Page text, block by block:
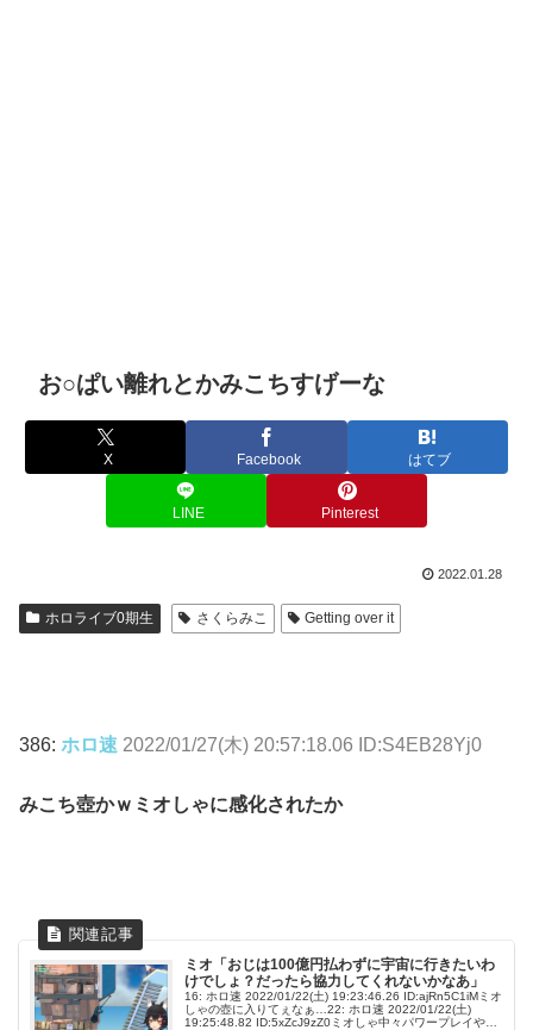
お○ぱい離れとかみこちすげーな
X Facebook はてブ
LINE Pinterest
2022.01.28
ホロライブ0期生 さくらみこ Getting over it
386: ホロ速 2022/01/27(木) 20:57:18.06 ID:S4EB28Yj0
みこち壺かｗミオしゃに感化されたか
ミオ「おじは100億円払わずに宇宙に行きたいわ
けでしょ？だったら協力してくれないかなあ」
16: ホロ速 2022/01/22(土) 19:23:46.26 ID:ajRn5C1iMミオ
しゃの壺に入りてぇなぁ…22: ホロ速 2022/01/22(土)
19:25:48.82 ID:5xZcJ9zZ0ミオしゃ中々パワープレイや